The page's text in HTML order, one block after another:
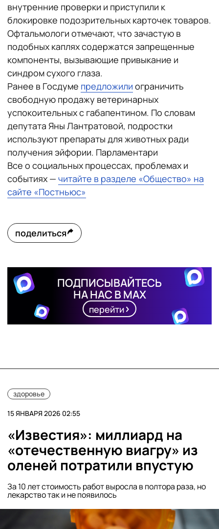
внутренние проверки и приступили к
блокировке подозрительных карточек товаров.
Офтальмологи отмечают, что зачастую в
подобных каплях содержатся запрещенные
компоненты, вызывающие привыкание и
синдром сухого глаза.
Ранее в Госдуме предложили ограничить
свободную продажу ветеринарных
успокоительных с габапентином. По словам
депутата Яны Лантратовой, подростки
используют препараты для животных ради
получения эйфории. Парламентари
Все о социальных процессах, проблемах и
событиях — читайте в разделе «Общество» на
сайте «Постньюс»
поделиться
ПОДПИСЫВАЙТЕСЬ
НА НАС В MAX
перейти
здоровье
15 ЯНВАРЯ 2026 02:55
«Известия»: миллиард на
«отечественную виагру» из
оленей потратили впустую
За 10 лет стоимость работ выросла в полтора раза, но
лекарство так и не появилось